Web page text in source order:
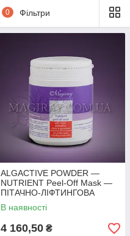
0 Фільтри
ALGACTIVE POWDER —
NUTRIENT Peel-Off Mask —
ПІТАЧНО-ЛІФТИНГОВА
Альгінатна маска (350 г)
В наявності
4 160,50 ₴